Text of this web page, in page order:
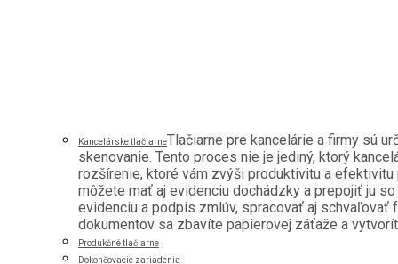
Kancelárske tlačiarneTlačiarne pre kancelárie a firmy sú
skenovanie. Tento proces nie je jediný, ktorý
rozšírenie, ktoré vám zvýši produktivitu a efektivitu
môžete mať aj evidenciu dochádzky a prepojiť ju
evidenciu a podpis zmlúv, spracovať aj schvaľovať
dokumentov sa zbavíte papierovej záťaže a
Produkčné tlačiarne
Dokončovacie zariadenia